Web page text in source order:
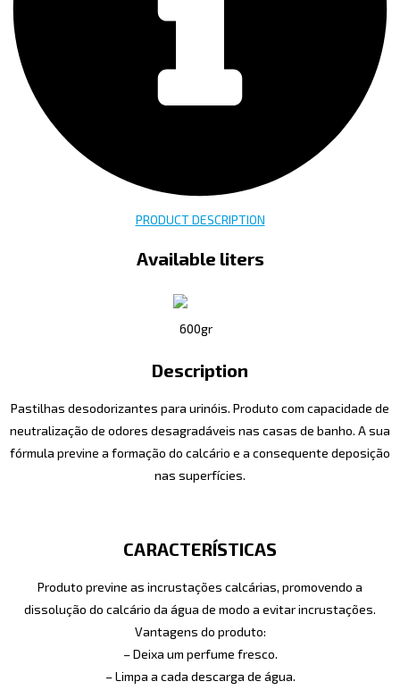
PRODUCT DESCRIPTION
Available liters
600gr
Description
Pastilhas desodorizantes para urinóis. Produto com capacidade de
neutralização de odores desagradáveis nas casas de banho. A sua
fórmula previne a formação do calcário e a consequente deposição
nas superfícies.
CARACTERÍSTICAS
Produto previne as incrustações calcárias, promovendo a
dissolução do calcário da água de modo a evitar incrustações.
Vantagens do produto:
– Deixa um perfume fresco.
– Limpa a cada descarga de água.